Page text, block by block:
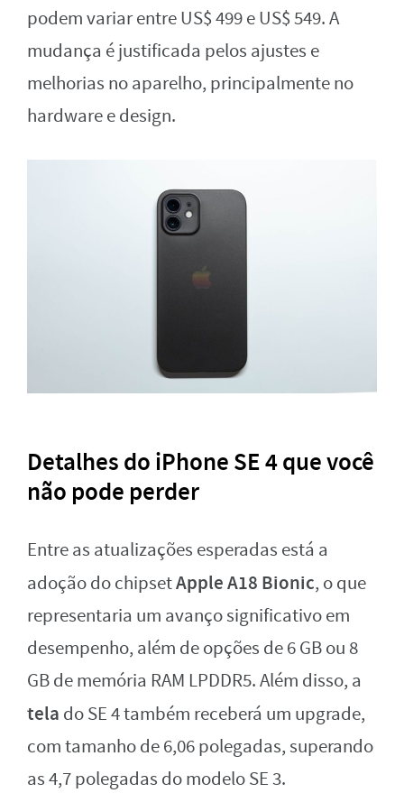
podem variar entre US$ 499 e US$ 549. A
mudança é justificada pelos ajustes e
melhorias no aparelho, principalmente no
hardware e design.
Detalhes do iPhone SE 4 que você
não pode perder
Entre as atualizações esperadas está a
adoção do chipsetApple A18 Bionic, o que
representaria um avanço significativo em
desempenho, além de opções de 6 GB ou 8
GB de memória RAM LPDDR5. Além disso, a
tela do SE 4 também receberá um upgrade,
com tamanho de 6,06 polegadas, superando
as 4,7 polegadas do modelo SE 3.